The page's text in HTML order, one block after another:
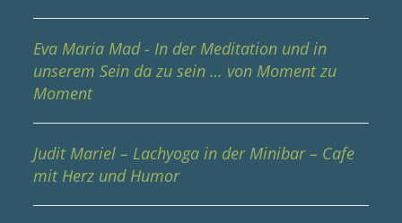
Eva Maria Mad - In der Meditation und in
unserem Sein da zu sein … von Moment zu
Moment
Judit Mariel – Lachyoga in der Minibar – Cafe
mit Herz und Humor